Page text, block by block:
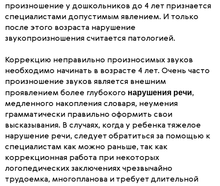
произношение у дошкольников до 4 лет признается
специалистами допустимым явлением. И только
после этого возраста нарушение
звукопроизношения считается патологией.
Коррекцию неправильно произносимых звуков
необходимо начинать в возрасте 4 лет. Очень часто
произношение звуков является внешним
проявлением более глубокого нарушения речи,
медленного накопления словаря, неумения
грамматически правильно оформить свои
высказывания. В случаях, когда у ребенка тяжелое
нарушение речи, следует обратиться за помощью к
специалистам как можно раньше, так как
коррекционная работа при некоторых
логопедических заключениях чрезвычайно
трудоемка, многопланова и требует длительной